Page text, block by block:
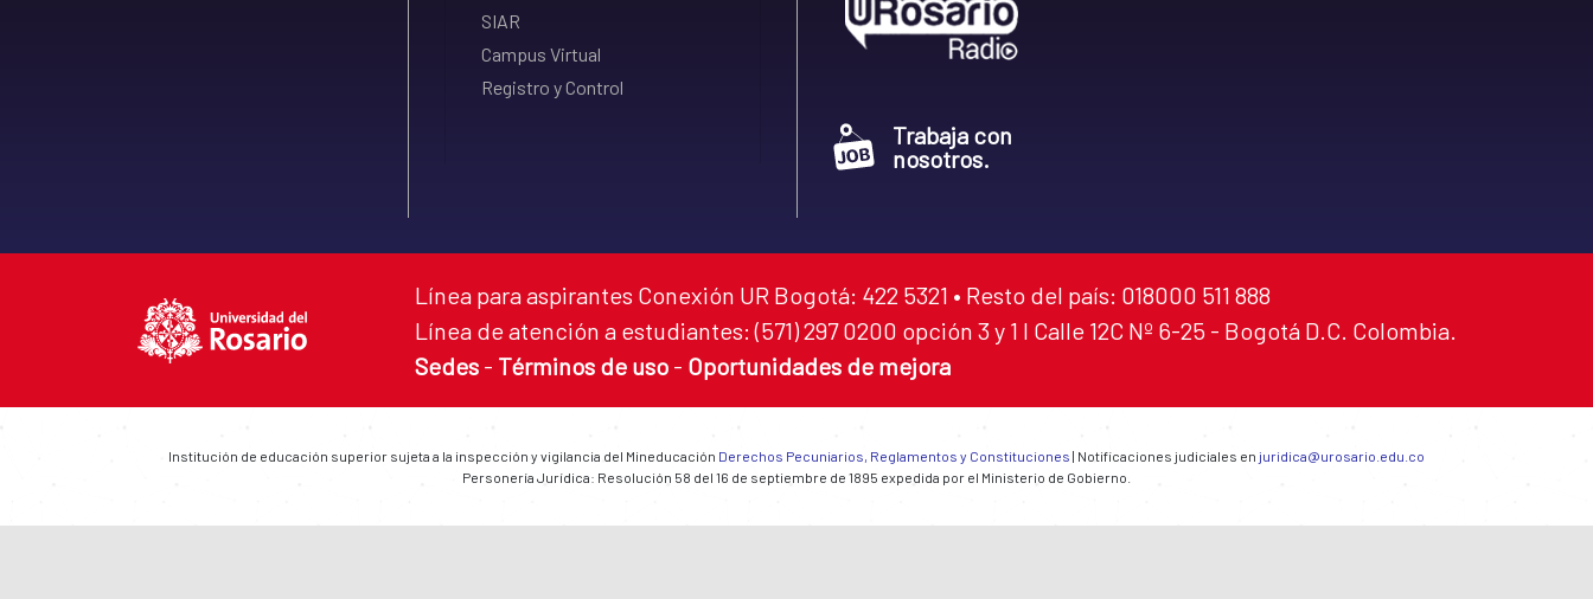
SIAR
Campus Virtual
Registro y Control
Trabaja con
nosotros.
Línea para aspirantes Conexión UR Bogotá: 422 5321 • Resto del país: 018000 511 888
Línea de atención a estudiantes: (571) 297 0200 opción 3 y 1 I Calle 12C Nº 6-25 - Bogotá D.C. Colombia.
Sedes - Términos de uso - Oportunidades de mejora
Institución de educación superior sujeta a la inspección y vigilancia del Mineducación Derechos Pecuniarios, Reglamentos y Constituciones | Notificaciones judiciales en juridica@urosario.edu.co
Personería Jurídica: Resolución 58 del 16 de septiembre de 1895 expedida por el Ministerio de Gobierno.